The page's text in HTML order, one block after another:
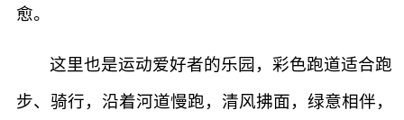
愈。
这里也是运动爱好者的乐园，彩色跑道适合跑
步、骑行，沿着河道慢跑，清风拂面，绿意相伴，